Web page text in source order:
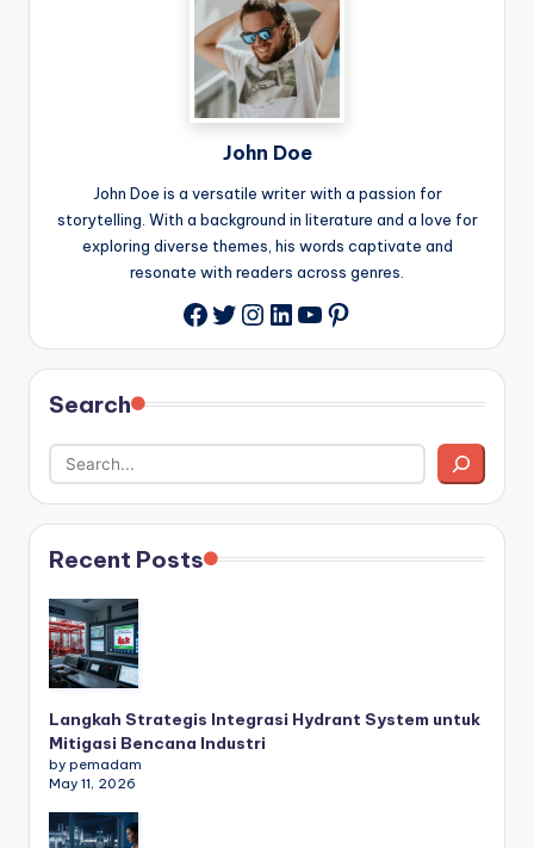
John Doe
John Doe is a versatile writer with a passion for
storytelling. With a background in literature and a love for
exploring diverse themes, his words captivate and
resonate with readers across genres.
Facebook
Twitter
Instagram
LinkedIn
YouTube
Pinterest
Search
Recent Posts
Langkah Strategis Integrasi Hydrant System untuk
Mitigasi Bencana Industri
by pemadam
May 11, 2026